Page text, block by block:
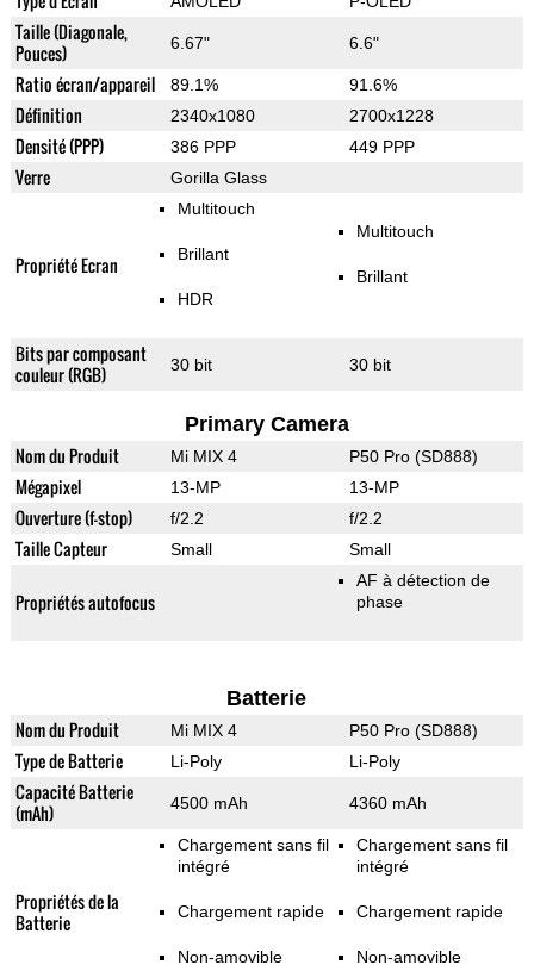
Taille (Diagonale,
Pouces)
6.67" 6.6"
Ratio écran/appareil 89.1% 91.6%
Définition 2340x1080 2700x1228
Densité (PPP) 386 PPP 449 PPP
Verre Gorilla Glass
Propriété Ecran
Multitouch
Brillant
HDR
Multitouch
Brillant
Bits par composant
couleur (RGB)
30 bit 30 bit
Primary Camera
Nom du Produit Mi MIX 4 P50 Pro (SD888)
Mégapixel 13-MP 13-MP
Ouverture (f-stop) f/2.2 f/2.2
Taille Capteur Small Small
Propriétés autofocus
AF à détection de
phase
Batterie
Nom du Produit Mi MIX 4 P50 Pro (SD888)
Type de Batterie Li-Poly Li-Poly
Capacité Batterie
(mAh)
4500 mAh 4360 mAh
Propriétés de la
Batterie
Chargement sans fil
intégré
Chargement rapide
Non-amovible
Chargement sans fil
intégré
Chargement rapide
Non-amovible